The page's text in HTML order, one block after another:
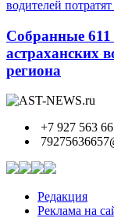
Собранные
астраханских
региона
+7 927 563
Редакция
Реклама на